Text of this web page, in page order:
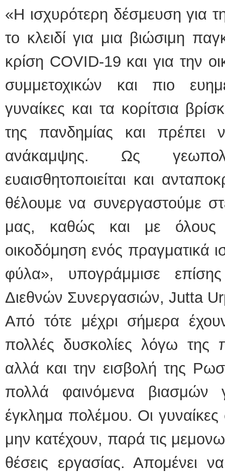
«Η ισχυρότερη δέσμευση για
το κλειδί για μια βιώσιμη
κρίση COVID-19 και για την
συμμετοχικών και πιο
γυναίκες και τα κορίτσια
της πανδημίας και πρέπει
ανάκαμψης. Ως
ευαισθητοποιείται και
θέλουμε να συνεργαστούμε
μας, καθώς και με όλους
οικοδόμηση ενός πραγματικά
φύλα», υπογράμμισε
Διεθνών Συνεργασιών, Jutta
Από τότε μέχρι σήμερα
πολλές δυσκολίες λόγω της
αλλά και την εισβολή της
πολλά φαινόμενα βιασμών
έγκλημα πολέμου. Οι
μην κατέχουν, παρά τις
θέσεις εργασίας. Απομένει